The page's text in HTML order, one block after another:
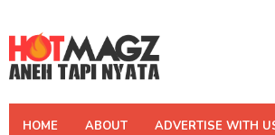
content
HOME ABOUT ADVERTISE WITH